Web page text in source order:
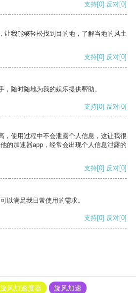
支持[0] 反对[0]
让我能够轻松找到目的地，了解当地的风土
支持[0] 反对[0]
随时随地为我的娱乐提供帮助。
支持[0] 反对[0]
，使用过程中不会泄露个人信息，这让我很
的加速器app，经常会出现个人信息泄露的
支持[0] 反对[0]
以满足我日常使用的需求。
支持[0] 反对[0]
旋风加速度器
旋风加速